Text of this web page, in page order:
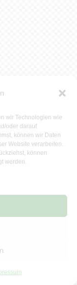
wir Technologien wie
oder darauf
können wir Daten
Website verarbeiten.
können
werden.